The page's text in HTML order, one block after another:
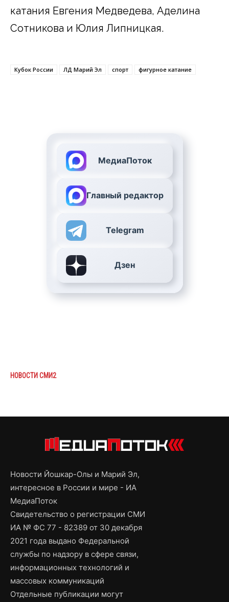
катания Евгения Медведева, Аделина
Сотникова и Юлия Липницкая.
Кубок России ЛД Марий Эл спорт фигурное катание
МедиаПоток
Главный редактор
Telegram
Дзен
НОВОСТИ СМИ2
Новости Йошкар-Олы и Марий Эл,
интересное в России и мире - ИА
МедиаПоток
Свидетельство о регистрации СМИ
ИА № ФС 77 - 82389 от 30 декабря
2021 года выдано Федеральной
службы по надзору в сфере связи,
информационных технологий и
массовых коммуникаций
Отдельные публикации могут